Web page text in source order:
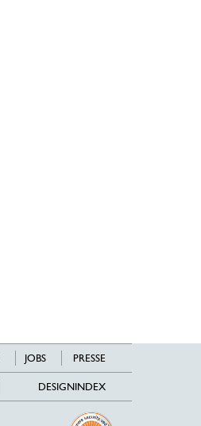
JOBS PRESSE
DESIGNINDEX